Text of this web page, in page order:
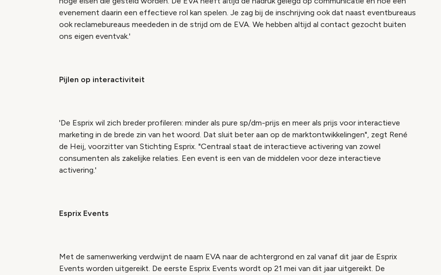
evenement daarin een effectieve rol kan spelen. Je zag bij de inschrijving ook dat naast eventbureaus
ook reclamebureaus meededen in de strijd om de EVA. We hebben altijd al contact gezocht buiten
ons eigen eventvak.'
Pijlen op interactiviteit
'De Esprix wil zich breder profileren: minder als pure sp/dm-prijs en meer als prijs voor interactieve
marketing in de brede zin van het woord. Dat sluit beter aan op de marktontwikkelingen", zegt René
de Heij, voorzitter van Stichting Esprix. "Centraal staat de interactieve activering van zowel
consumenten als zakelijke relaties. Een event is een van de middelen voor deze interactieve
activering.'
Esprix Events
Met de samenwerking verdwijnt de naam EVA naar de achtergrond en zal vanaf dit jaar de Esprix
Events worden uitgereikt. De eerste Esprix Events wordt op 21 mei van dit jaar uitgereikt. De